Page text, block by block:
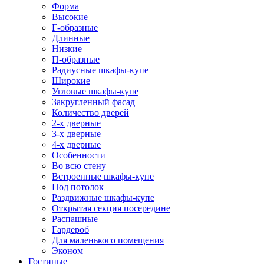
Форма
Высокие
Г-образные
Длинные
Низкие
П-образные
Радиусные шкафы-купе
Широкие
Угловые шкафы-купе
Закругленный фасад
Количество дверей
2-х дверные
3-х дверные
4-х дверные
Особенности
Во всю стену
Встроенные шкафы-купе
Под потолок
Раздвижные шкафы-купе
Открытая секция посередине
Распашные
Гардероб
Для маленького помещения
Эконом
Гостиные